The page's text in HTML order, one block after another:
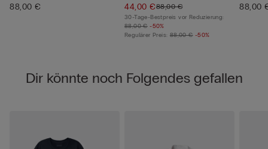
88,00 €
Blau/Weiß
44,00 €88,00 €
30-Tage-Bestpreis vor Reduzierung:
88,00 € -50%
Regulärer Preis: 88,00 € -50%
88,00
Dir könnte noch Folgendes gefallen